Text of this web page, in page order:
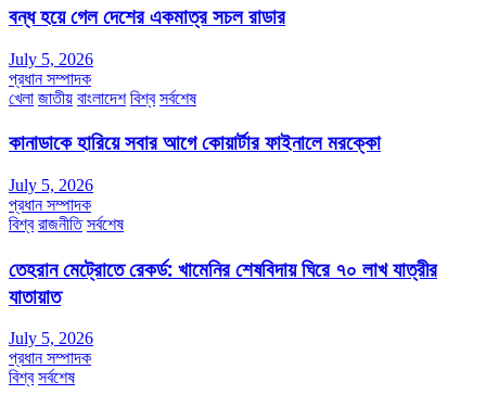
বন্ধ হয়ে গেল দেশের একমাত্র সচল রাডার
July 5, 2026
প্রধান সম্পাদক
খেলা জাতীয় বাংলাদেশ বিশ্ব সর্বশেষ
কানাডাকে হারিয়ে সবার আগে কোয়ার্টার ফাইনালে মরক্কো
July 5, 2026
প্রধান সম্পাদক
বিশ্ব রাজনীতি সর্বশেষ
তেহরান মেট্রোতে রেকর্ড: খামেনির শেষবিদায় ঘিরে ৭০ লাখ যাত্রীর
যাতায়াত
July 5, 2026
প্রধান সম্পাদক
বিশ্ব সর্বশেষ